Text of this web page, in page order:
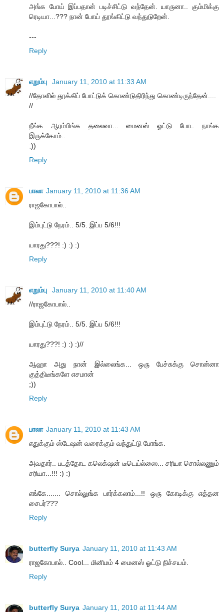
அங்க போய் இப்பதான் படிச்சிட்டு வந்தேன். யாருனா.. கும்மிக்கு
ரெடியா...??? நான் போய் தூங்கிட்டு வந்துடுறேன்.
---
Reply
எறும்பு
January 11, 2010 at 11:33 AM
//தோளில் தூக்கிப் போட்டுக் கொண்டுதிரிந்து கொண்டிருந்தேன்....
//
நீங்க ஆரம்பிங்க தலைவா... மைனஸ் ஓட்டு போட நாங்க
இருக்கோம்..
;))
Reply
பாலா January 11, 2010 at 11:36 AM
ராஜகோபால்..
இம்புட்டு நேரம்.. 5/5. இப்ப 5/6!!!
யாரது???! :) :) :)
Reply
எறும்பு
January 11, 2010 at 11:40 AM
//ராஜகோபால்..
இம்புட்டு நேரம்.. 5/5. இப்ப 5/6!!!
யாரது???! :) :) :)//
ஆஹா அது நான் இல்லைங்க... ஒரு பேச்சுக்கு சொன்னா
குத்திடீங்களே எசமான்
;))
Reply
பாலா January 11, 2010 at 11:43 AM
எதுக்கும் ஸ்டேஷன் வரைக்கும் வந்துட்டு போங்க.
அவதார்.. படத்தோட கலெக்‌ஷன் டீடெய்ல்ஸை... சரியா சொல்லணும்
சரியா...!!! :) :)
எங்கே....... சொல்லுங்க பார்க்கலாம்...!! ஒரு கோடிக்கு எத்தன
சைபர்???
Reply
butterfly Surya January 11, 2010 at 11:43 AM
ராஜகோபால்.. Cool... மினிமம் 4 மைனஸ் ஓட்டு நிச்சயம்.
Reply
butterfly Surya January 11, 2010 at 11:44 AM